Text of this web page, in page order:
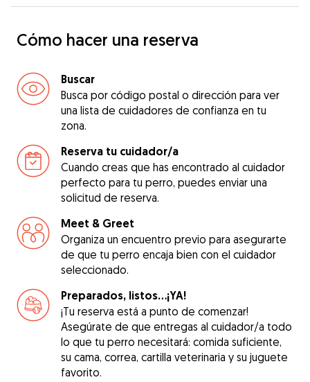
Cómo hacer una reserva
Buscar
Busca por código postal o dirección para ver
una lista de cuidadores de confianza en tu
zona.
Reserva tu cuidador/a
Cuando creas que has encontrado al cuidador
perfecto para tu perro, puedes enviar una
solicitud de reserva.
Meet & Greet
Organiza un encuentro previo para asegurarte
de que tu perro encaja bien con el cuidador
seleccionado.
Preparados, listos...¡YA!
¡Tu reserva está a punto de comenzar!
Asegúrate de que entregas al cuidador/a todo
lo que tu perro necesitará: comida suficiente,
su cama, correa, cartilla veterinaria y su juguete
favorito.